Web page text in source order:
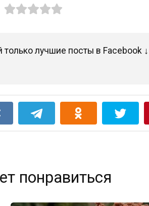
лучшие посты в Facebook ↓
понравиться